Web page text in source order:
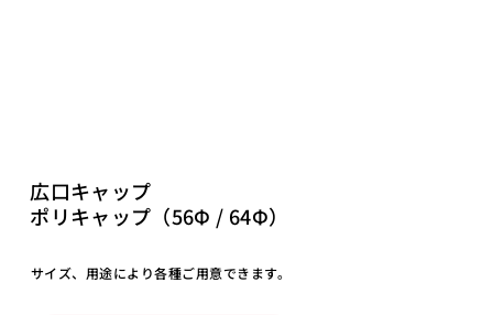
広口キャップ
ポリキャップ（56Φ / 64Φ）
サイズ、用途により各種ご用意できます。